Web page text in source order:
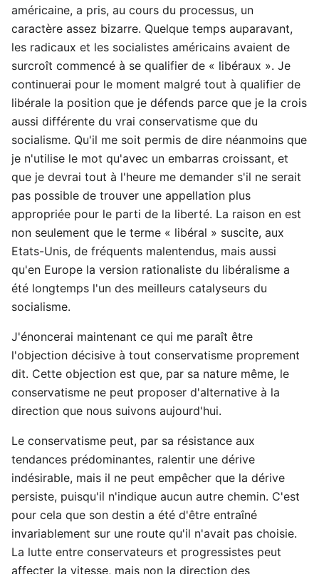
américaine, a pris, au cours du processus, un
caractère assez bizarre. Quelque temps auparavant,
les radicaux et les socialistes américains avaient de
surcroît commencé à se qualifier de « libéraux ». Je
continuerai pour le moment malgré tout à qualifier de
libérale la position que je défends parce que je la crois
aussi différente du vrai conservatisme que du
socialisme. Qu'il me soit permis de dire néanmoins que
je n'utilise le mot qu'avec un embarras croissant, et
que je devrai tout à l'heure me demander s'il ne serait
pas possible de trouver une appellation plus
appropriée pour le parti de la liberté. La raison en est
non seulement que le terme « libéral » suscite, aux
Etats-Unis, de fréquents malentendus, mais aussi
qu'en Europe la version rationaliste du libéralisme a
été longtemps l'un des meilleurs catalyseurs du
socialisme.
J'énoncerai maintenant ce qui me paraît être
l'objection décisive à tout conservatisme proprement
dit. Cette objection est que, par sa nature même, le
conservatisme ne peut proposer d'alternative à la
direction que nous suivons aujourd'hui.
Le conservatisme peut, par sa résistance aux
tendances prédominantes, ralentir une dérive
indésirable, mais il ne peut empêcher que la dérive
persiste, puisqu'il n'indique aucun autre chemin. C'est
pour cela que son destin a été d'être entraîné
invariablement sur une route qu'il n'avait pas choisie.
La lutte entre conservateurs et progressistes peut
affecter la vitesse, mais non la direction des